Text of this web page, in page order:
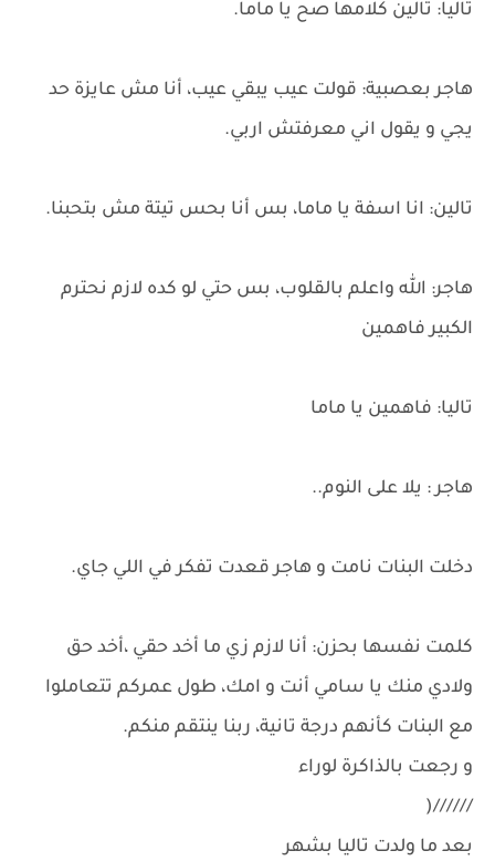
تاليا: تالين كلامها صح يا ماما.
هاجر بعصبية: قولت عيب يبقي عيب، أنا مش عايزة حد
يجي و يقول اني معرفتش اربي.
تالين: انا اسفة يا ماما، بس أنا بحس تيتة مش بتحبنا.
هاجر: الله واعلم بالقلوب، بس حتي لو كده لازم نحترم
الكبير فاهمين
تاليا: فاهمين يا ماما
هاجر : يلا على النوم..
دخلت البنات نامت و هاجر قعدت تفكر في اللي جاي.
كلمت نفسها بحزن: أنا لازم زي ما أخد حقي ،أخد حق
ولادي منك يا سامي أنت و امك، طول عمركم تتعاملوا
مع البنات كأنهم درجة تانية، ربنا ينتقم منكم.
و رجعت بالذاكرة لوراء
//////(
بعد ما ولدت تاليا بشهر